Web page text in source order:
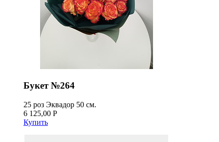
Букет №264
25 роз Эквадор 50 см.
6 125,00 Р
Купить